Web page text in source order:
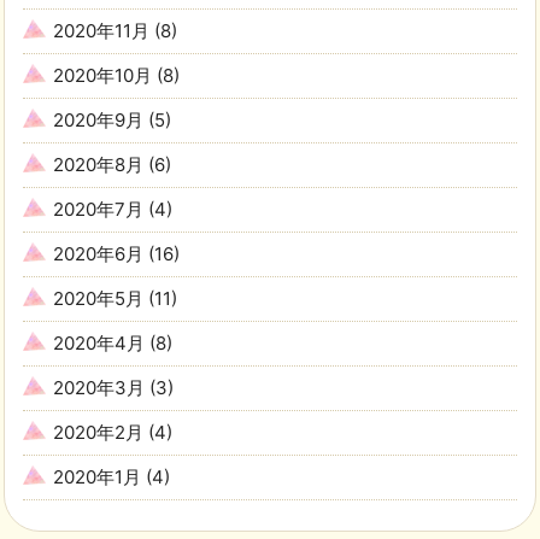
2020年11月 (8)
2020年10月 (8)
2020年9月 (5)
2020年8月 (6)
2020年7月 (4)
2020年6月 (16)
2020年5月 (11)
2020年4月 (8)
2020年3月 (3)
2020年2月 (4)
2020年1月 (4)